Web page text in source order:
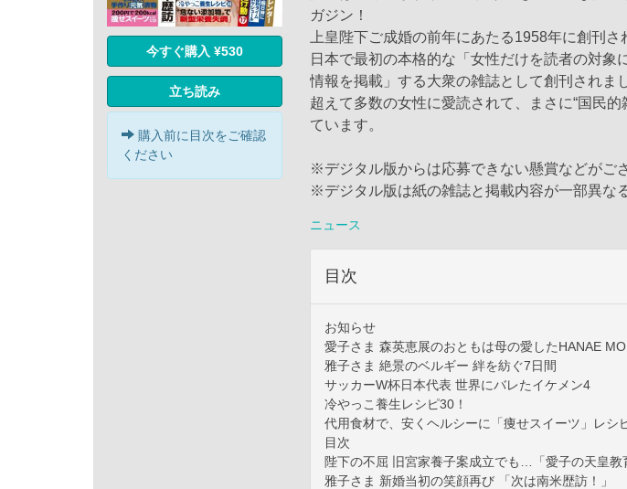
今すぐ購入 ¥530
立ち読み
購入前に目次をご確認
ください
ガジン！
上皇陛下ご成婚の前年にあたる1958年に創刊さ
日本で最初の本格的な「女性だけを読者の対象
情報を掲載」する大衆の雑誌として創刊されま
超えて多数の女性に愛読されて、まさに“国民的
ています。
※デジタル版からは応募できない懸賞などがご
※デジタル版は紙の雑誌と掲載内容が一部異な
ニュース
目次
お知らせ
愛子さま 森英恵展のおともは母の愛したHANAE
雅子さま 絶景のベルギー 絆を紡ぐ7日間
サッカーW杯日本代表 世界にバレたイケメン4
冷やっこ養生レシピ30！
代用食材で、安くヘルシーに「痩せスイーツ」レシ
目次
陛下の不屈 旧宮家養子案成立でも…「愛子の天皇教
雅子さま 新婚当初の笑顔再び 「次は南米歴訪！」